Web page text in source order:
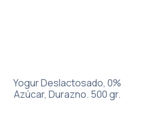
Yogur Deslactosado, 0%
Azúcar, Durazno. 500 gr.